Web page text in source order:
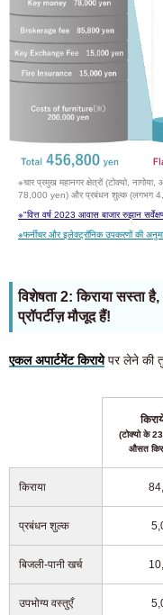
※चार प्रमुख महानगर क्षेत्रों (टोक्यो,
78,000 yen) और प्रबंधन शुल्क (लगभग
※"वित्त वर्ष 2023 आवास बाजार रुझान
※फर्नीचर और इलेक्ट्रॉनिक उपकरणों की
विशेषता 2: किराया सस्ता
प्रॉपर्टीज़ मौजूद हैं!
एकल अपार्टमेंट किरायेपर लेने की
(टोक्यो के
औसत
किराया
प्रबंधन शुल्क
बिजली-पानी खर्च
उपभोग्य वस्तुएँ